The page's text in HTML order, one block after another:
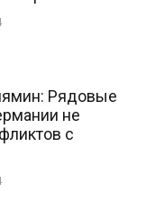
Рядовые
не
с